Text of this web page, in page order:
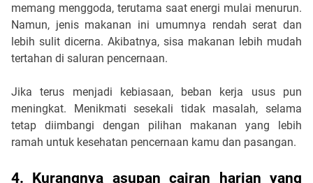
memang menggoda, terutama saat energi mulai menurun.
Namun, jenis makanan ini umumnya rendah serat dan
lebih sulit dicerna. Akibatnya, sisa makanan lebih mudah
tertahan di saluran pencernaan.
Jika terus menjadi kebiasaan, beban kerja usus pun
meningkat. Menikmati sesekali tidak masalah, selama
tetap diimbangi dengan pilihan makanan yang lebih
ramah untuk kesehatan pencernaan kamu dan pasangan.
4. Kurangnya asupan cairan harian yang